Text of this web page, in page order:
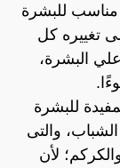
للبشرة
تغييره كل
البشرة،
للبشرة
والتى
لأن